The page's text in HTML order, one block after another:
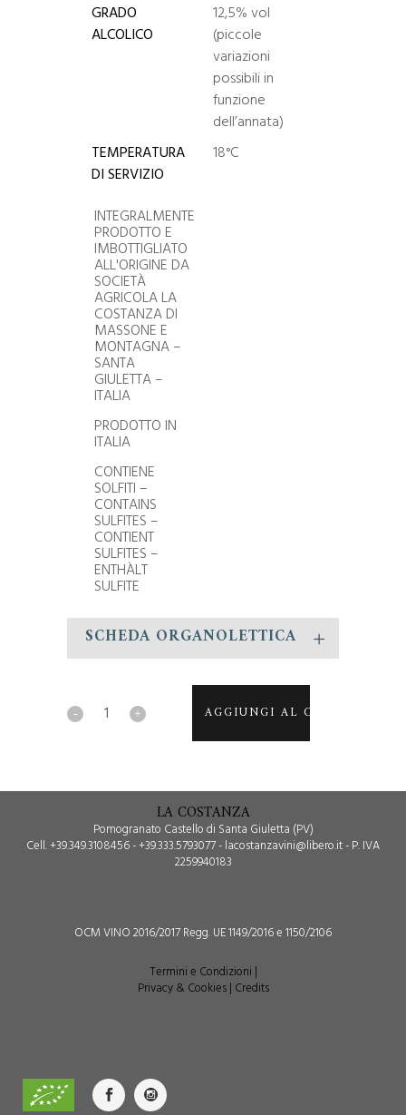
GRADO
ALCOLICO
12,5% vol
(piccole
variazioni
possibili in
funzione
dell’annata)
TEMPERATURA
DI SERVIZIO
18°C
INTEGRALMENTE
PRODOTTO E
IMBOTTIGLIATO
ALL'ORIGINE DA
SOCIETÀ
AGRICOLA LA
COSTANZA DI
MASSONE E
MONTAGNA –
SANTA
GIULETTA –
ITALIA
PRODOTTO IN
ITALIA
CONTIENE
SOLFITI –
CONTAINS
SULFITES –
CONTIENT
SULFITES –
ENTHÀLT
SULFITE
SCHEDA ORGANOLETTICA
ALEXANDER
AGGIUNGI AL CARRELLO
LA COSTANZA
Pomogranato Castello di Santa Giuletta (PV)
Cell. +39.349.3108456 - +39.333.5793077 - lacostanzavini@libero.it - P. IVA
2259940183
OCM VINO 2016/2017 Regg. UE 1149/2016 e 1150/2106
Termini e Condizioni |
Privacy & Cookies| Credits